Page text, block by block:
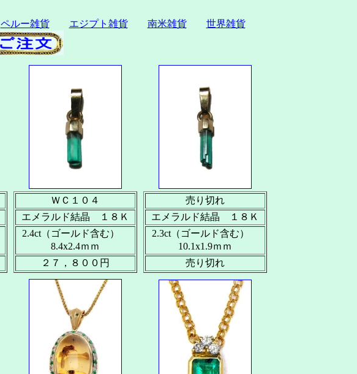
ペルー雑貨 エジプト雑貨 南米雑貨 世界雑貨
ＷＣ１０４
エメラルド結晶 １８Ｋ
2.4ct（ゴールド含む）
8.4x2.4ｍｍ
２７，８００円
売り切れ
エメラルド結晶 １８Ｋ
2.3ct（ゴールド含む）
10.1x1.9ｍｍ
売り切れ